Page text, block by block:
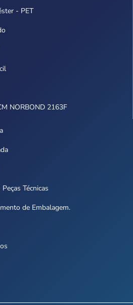
- PET
NORBOND 2163F
Técnicas
de Embalagem.